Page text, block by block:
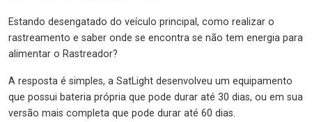
Estando desengatado do veículo principal, como realizar o
rastreamento e saber onde se encontra se não tem energia para
alimentar o Rastreador?
A resposta é simples, a SatLight desenvolveu um equipamento
que possui bateria própria que pode durar até 30 dias, ou em sua
versão mais completa que pode durar até 60 dias.